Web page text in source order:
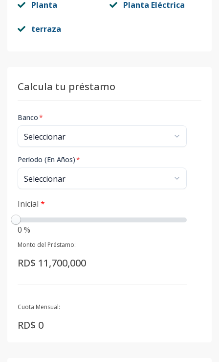
Planta Planta Eléctrica
terraza
Calcula tu préstamo
Banco*
Período (En Años)*
Inicial *
0 %
Monto del Préstamo:
RD$ 11,700,000
Cuota Mensual:
RD$ 0